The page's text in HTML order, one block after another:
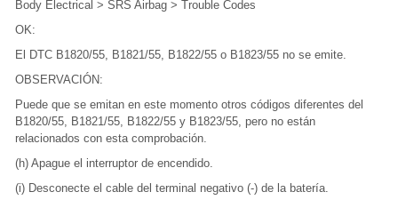
Body Electrical > SRS Airbag > Trouble Codes
OK:
El DTC B1820/55, B1821/55, B1822/55 o B1823/55 no se emite.
OBSERVACIÓN:
Puede que se emitan en este momento otros códigos diferentes del
B1820/55, B1821/55, B1822/55 y B1823/55, pero no están
relacionados con esta comprobación.
(h) Apague el interruptor de encendido.
(i) Desconecte el cable del terminal negativo (-) de la batería.